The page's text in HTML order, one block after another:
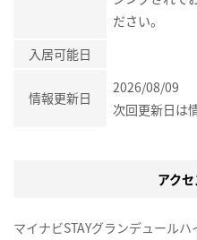
ださい。
入居可能日
情報更新日
2026/08/09
次回更新日は
アク
マイナビSTAYグランデュール